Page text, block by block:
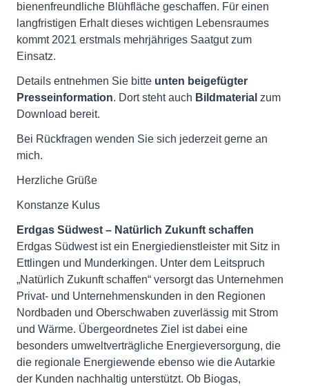
bienenfreundliche Blühfläche geschaffen. Für einen
langfristigen Erhalt dieses wichtigen Lebensraumes
kommt 2021 erstmals mehrjähriges Saatgut zum
Einsatz.
Details entnehmen Sie bitte unten beigefügter
Presseinformation. Dort steht auch Bildmaterial zum
Download bereit.
Bei Rückfragen wenden Sie sich jederzeit gerne an
mich.
Herzliche Grüße
Konstanze Kulus
Erdgas Südwest – Natürlich Zukunft schaffen
Erdgas Südwest ist ein Energiedienstleister mit Sitz in
Ettlingen und Munderkingen. Unter dem Leitspruch
„Natürlich Zukunft schaffen“ versorgt das Unternehmen
Privat- und Unternehmenskunden in den Regionen
Nordbaden und Oberschwaben zuverlässig mit Strom
und Wärme. Übergeordnetes Ziel ist dabei eine
besonders umweltverträgliche Energieversorgung, die
die regionale Energiewende ebenso wie die Autarkie
der Kunden nachhaltig unterstützt. Ob Biogas,